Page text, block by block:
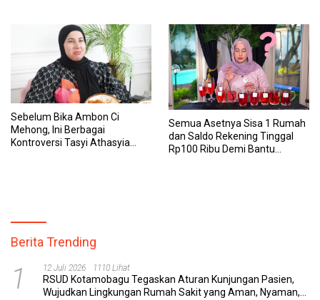
Sebelum Bika Ambon Ci
Mehong, Ini Berbagai
Kontroversi Tasyi Athasyia
Semua Asetnya Sisa 1 Rumah
dan Saldo Rekening Tinggal
Rp100 Ribu Demi Bantu
Berita Trending
1 12 Juli 2026 1110 Lihat
RSUD Kotamobagu Tegaskan Aturan Kunjungan Pasien,
Wujudkan Lingkungan Rumah Sakit yang Aman, Nyaman,